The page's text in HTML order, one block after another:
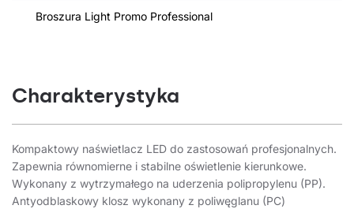
Broszura Light Promo Professional
Charakterystyka
Kompaktowy naświetlacz LED do zastosowań profesjonalnych.
Zapewnia równomierne i stabilne oświetlenie kierunkowe.
Wykonany z wytrzymałego na uderzenia polipropylenu (PP).
Antyodblaskowy klosz wykonany z poliwęglanu (PC)